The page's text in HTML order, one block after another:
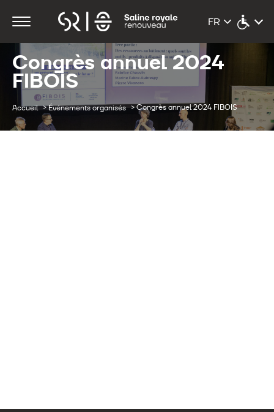
Congrès annuel 2024
FIBOIS
Accueil >Événements organisés >Congrès annuel 2024 FIBOIS